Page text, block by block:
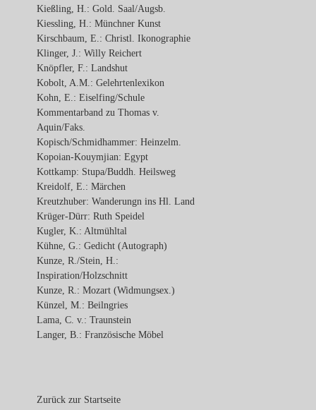
Kießling, H.: Gold. Saal/Augsb.
Kiessling, H.: Münchner Kunst
Kirschbaum, E.: Christl. Ikonographie
Klinger, J.: Willy Reichert
Knöpfler, F.: Landshut
Kobolt, A.M.: Gelehrtenlexikon
Kohn, E.: Eiselfing/Schule
Kommentarband zu Thomas v.
Aquin/Faks.
Kopisch/Schmidhammer: Heinzelm.
Kopoian-Kouymjian: Egypt
Kottkamp: Stupa/Buddh. Heilsweg
Kreidolf, E.: Märchen
Kreutzhuber: Wanderungn ins Hl. Land
Krüger-Dürr: Ruth Speidel
Kugler, K.: Altmühltal
Kühne, G.: Gedicht (Autograph)
Kunze, R./Stein, H.:
Inspiration/Holzschnitt
Kunze, R.: Mozart (Widmungsex.)
Künzel, M.: Beilngries
Lama, C. v.: Traunstein
Langer, B.: Französische Möbel
Zurück zur Startseite